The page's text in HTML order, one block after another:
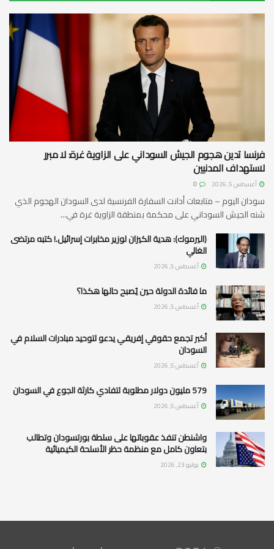
فرنسا تدين هجوم الجيش السوداني على الزاوية غرة: لا مبرر
لاستهداف المدنيين
أغسطس 5, 2026
سودان اليوم – متابعات أدانت السفارة الفرنسية لدى السودان الهجوم الذي
شنه الجيش السوداني على محكمة بمنطقة الزاوية غرة في...
(اليرموك): هدية الكيزان لوزير مخابرات إسرائيل.! كتبه مرتضى
الغالي
أغسطس 5, 2026
ما فائدة الدولة حين يُصبح حالها هكذا؟
أغسطس 5, 2026
أكبر تجمع حقوقي إفريقي يدعو لتوحيد مبادرات السلام في
السودان
أغسطس 5, 2026
579 مليون دولار مطلوبة لتفادي كارثة الجوع في السودان
أغسطس 5, 2026
واشنطن تنفذ عقوباتها على سلطة بورتسودان وتطالب
بتعاون كامل مع منظمة حظر الأسلحة الكيميائية
يوليو 23, 2026